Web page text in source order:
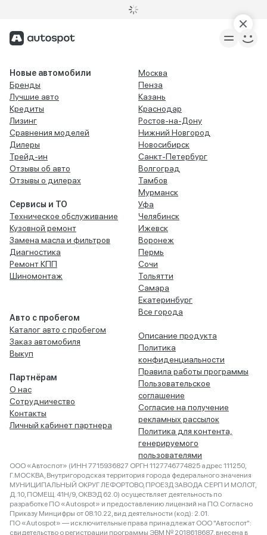
Новые автомобили
Бренды
Лучшие авто
Кредиты
Лизинг
Сравнения моделей
Дилеры
Трейд-ин
Отзывы об авто
Отзывы о дилерах
Сервисы и ТО
Техническое обслуживание
Кузовной ремонт
Замена масла и фильтров
Диагностика
Ремонт КПП
Шиномонтаж
Авто с пробегом
Каталог авто с пробегом
Заказ автомобиля
Выкуп
Партнёрам
О нас
Сотрудничество
Контакты
Личный кабинет партнера
Москва
Пенза
Казань
Краснодар
Ростов-на-Дону
Нижний Новгород
Новосибирск
Санкт-Петербург
Волгоград
Тамбов
Мурманск
Уфа
Челябинск
Ижевск
Воронеж
Пермь
Сочи
Тольятти
Самара
Екатеринбург
Все города
Описание продукта
Политика
конфиденциальности
Правила работы программы
Пользовательское
соглашение
Согласие на получение
рекламных рассылок
Политика для контента,
генерируемого
пользователями
ООО «Автоспот» (ИНН 7715936827 ОРГН 1127746774825 адрес 111250,
Г.МОСКВА, Внутригородская территория города федерального значения
МУНИЦИПАЛЬНЫЙ ОКРУГ ЛЕФОРТОВО, ПРОЕЗД ЗАВОДА СЕРП И МОЛОТ,
Д. 10, ПОМЕЩ. 41Н/9, ОКВЭД 62.0) осуществляет деятельность по
разработке ПО «Autospot» и предоставлению лицензий на ПО. Согласно
Приказу Минцифры от 08.10.22, вид деятельности (код): 2.01.
ПО «Autospot» — исключительные права принадлежат ООО "Автоспот":
свидетельство о регистрации программы ЭВМ № 2018618687, внесена в